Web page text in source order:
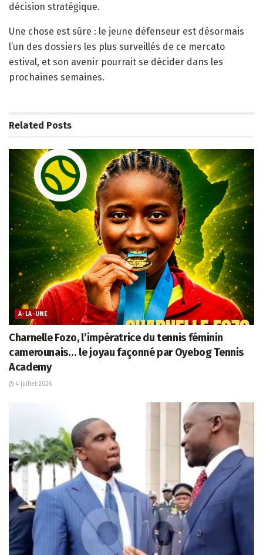
décision stratégique.
Une chose est sûre : le jeune défenseur est désormais
l’un des dossiers les plus surveillés de ce mercato
estival, et son avenir pourrait se décider dans les
prochaines semaines.
Related Posts
A-LA-UNE
Charnelle Fozo, l’impératrice du tennis féminin
camerounais… le joyau façonné par Oyebog Tennis
Academy
4 juillet 2026